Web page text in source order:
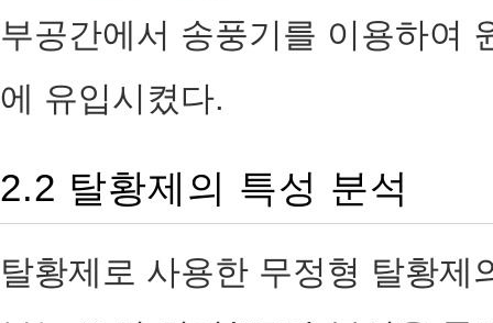
부공간에서 송풍기를 이용하여
에 유입시켰다.
2.2 탈황제의 특성 분석
탈황제로 사용한 무정형 탈황